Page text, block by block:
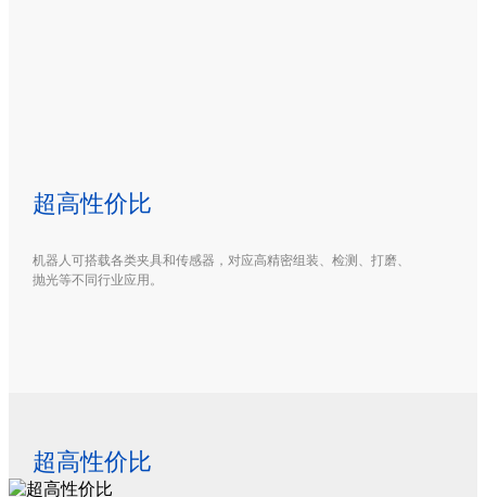
超高性价比
机器人可搭载各类夹具和传感器，对应高精密组装、检测、打磨、
抛光等不同行业应用。
超高性价比